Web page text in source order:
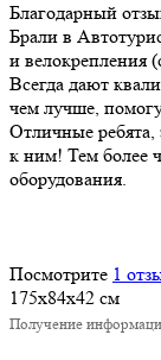
Благодарный
Брали в
и велокрепления
Всегда дают
чем лучше,
Отличные
к ним! Тем более
оборудования.
Посмотрите 1
175x84x42 см
Получение